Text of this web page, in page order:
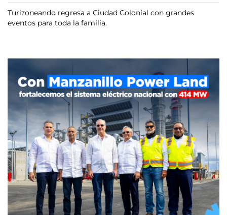
Turizoneando regresa a Ciudad Colonial con grandes
eventos para toda la familia.